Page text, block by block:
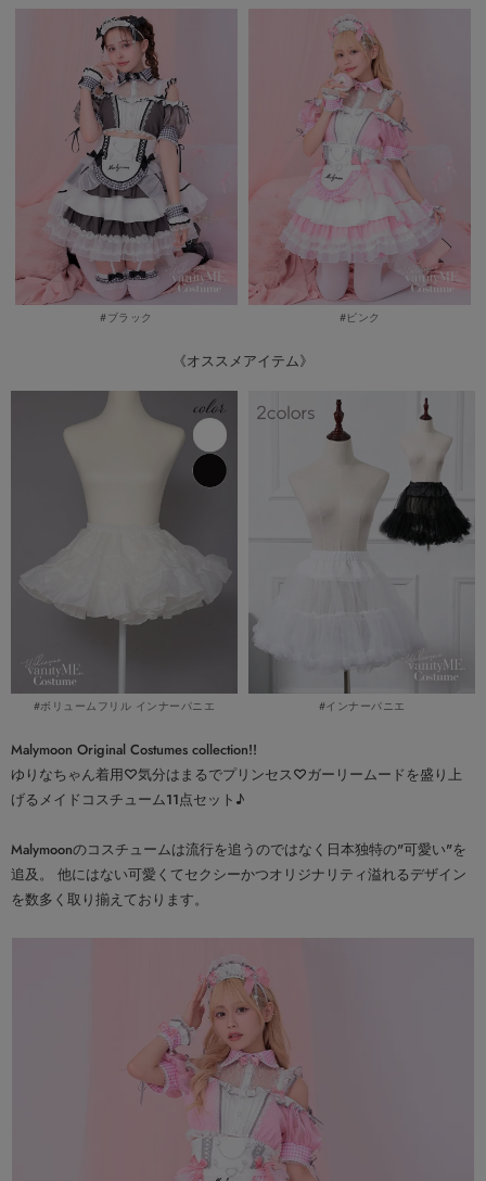
#ブラック #ピンク
《オススメアイテム》
#ボリュームフリル インナーパニエ #インナーパニエ
Malymoon Original Costumes collection!!
ゆりなちゃん着用♡気分はまるでプリンセス♡ガーリームードを盛り上
げるメイドコスチューム11点セット♪
Malymoonのコスチュームは流行を追うのではなく日本独特の"可愛い"を
追及。 他にはない可愛くてセクシーかつオリジナリティ溢れるデザイン
を数多く取り揃えております。